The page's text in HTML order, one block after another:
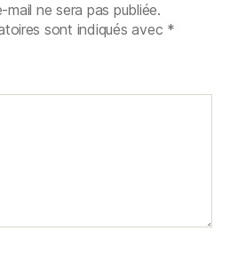
ne sera pas publiée.
sont indiqués avec *